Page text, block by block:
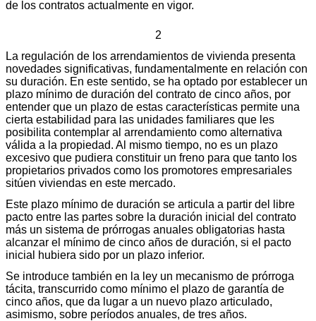
de los contratos actualmente en vigor.
2
La regulación de los arrendamientos de vivienda presenta
novedades significativas, fundamentalmente en relación con
su duración. En este sentido, se ha optado por establecer un
plazo mínimo de duración del contrato de cinco años, por
entender que un plazo de estas características permite una
cierta estabilidad para las unidades familiares que les
posibilita contemplar al arrendamiento como alternativa
válida a la propiedad. Al mismo tiempo, no es un plazo
excesivo que pudiera constituir un freno para que tanto los
propietarios privados como los promotores empresariales
sitúen viviendas en este mercado.
Este plazo mínimo de duración se articula a partir del libre
pacto entre las partes sobre la duración inicial del contrato
más un sistema de prórrogas anuales obligatorias hasta
alcanzar el mínimo de cinco años de duración, si el pacto
inicial hubiera sido por un plazo inferior.
Se introduce también en la ley un mecanismo de prórroga
tácita, transcurrido como mínimo el plazo de garantía de
cinco años, que da lugar a un nuevo plazo articulado,
asimismo, sobre períodos anuales, de tres años.